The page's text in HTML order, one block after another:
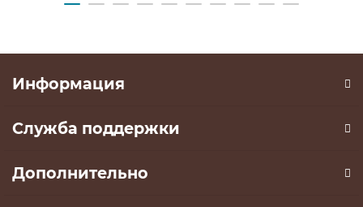
Информация
Служба поддержки
Дополнительно